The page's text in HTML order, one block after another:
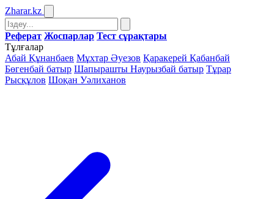
Zharar.kz
Реферат Жоспарлар Тест сұрақтары
Тұлғалар
Абай Құнанбаев Мұхтар Әуезов Қаракерей Қабанбай
Бөгенбай батыр Шапырашты Наурызбай батыр Тұрар
Рысқұлов Шоқан Уәлиханов